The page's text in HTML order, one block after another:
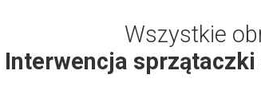
Wszystkie
Interwencja